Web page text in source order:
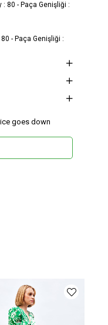
: 80 - Paça Genişliği :
- Paça Genişliği :
goes down